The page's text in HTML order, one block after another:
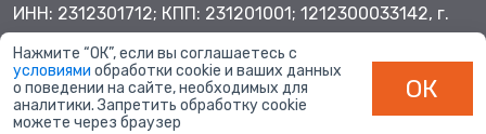
ИНН: 2312301712; КПП: 231201001; 1212300033142, г.
Краснодар ул. Просторная, 21, индекс 350080
Нажмите “ОК”, если вы соглашаетесь с
условиями обработки cookie и ваших данных
о поведении на сайте, необходимых для
аналитики. Запретить обработку cookie
можете через браузер
ОК